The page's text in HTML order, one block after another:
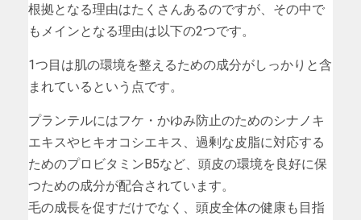
根拠となる理由はたくさんあるのですが、その中で
もメインとなる理由は以下の2つです。
1つ目は肌の環境を整えるための成分がしっかりと含
まれているという点です。
プランテルにはフケ・かゆみ防止のためのシナノキ
エキスやヒキオコシエキス、過剰な皮脂に対応する
ためのプロビタミンB5など、頭皮の環境を良好に保
つための成分が配合されています。
毛の成長を促すだけでなく、頭皮全体の健康も目指